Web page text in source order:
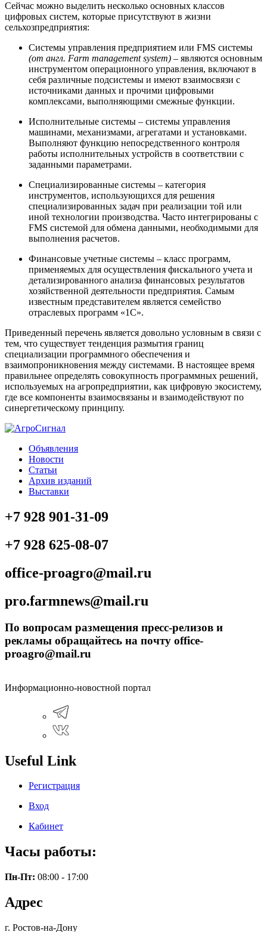
Сейчас можно выделить несколько основных классов
цифровых систем, которые присутствуют в жизни
сельхозпредприятия:
Системы управления предприятием или FMS системы
(от англ. Farm management system) – являются основным
инструментом операционного управления, включают в
себя различные подсистемы и имеют взаимосвязи с
источниками данных и прочими цифровыми
комплексами, выполняющими смежные функции.
Исполнительные системы – системы управления
машинами, механизмами, агрегатами и установками.
Выполняют функцию непосредственного контроля
работы исполнительных устройств в соответствии с
заданными параметрами.
Специализированные системы – категория
инструментов, использующихся для решения
специализированных задач при реализации той или
иной технологии производства. Часто интегрированы с
FMS системой для обмена данными, необходимыми для
выполнения расчетов.
Финансовые учетные системы – класс программ,
применяемых для осуществления фискального учета и
детализированного анализа финансовых результатов
хозяйственной деятельности предприятия. Самым
известным представителем является семейство
отраслевых программ «1С».
Приведенный перечень является довольно условным в связи с
тем, что существует тенденция размытия границ
специализации программного обеспечения и
взаимопроникновения между системами. В настоящее время
правильнее определять совокупность программных решений,
используемых на агропредприятии, как цифровую экосистему,
где все компоненты взаимосвязаны и взаимодействуют по
синергетическому принципу.
Объявления
Новости
Статьи
Архив изданий
Выставки
+7 928 901-31-09
+7 928 625-08-07
office-proagro@mail.ru
pro.farmnews@mail.ru
По вопросам размещения пресс-релизов и
рекламы обращайтесь на почту office-
proagro@mail.ru
Информационно-новостной портал
Useful Link
Регистрация
Вход
Кабинет
Часы работы:
Пн-Пт: 08:00 - 17:00
Адрес
г. Ростов-на-Дону